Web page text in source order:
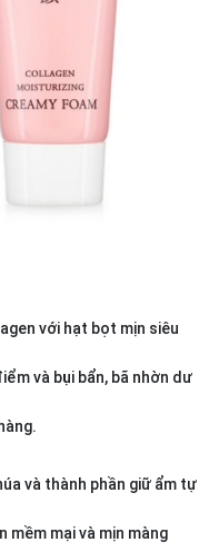
với hạt bọt mịn siêu
và bụi bẩn, bã nhờn dư
và thành phần giữ ẩm tự
mềm mại và mịn màng